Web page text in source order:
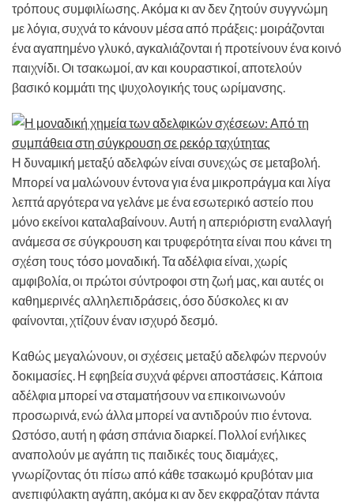
τρόπους συμφιλίωσης. Ακόμα κι αν δεν ζητούν συγγνώμη
με λόγια, συχνά το κάνουν μέσα από πράξεις: μοιράζονται
ένα αγαπημένο γλυκό, αγκαλιάζονται ή προτείνουν ένα κοινό
παιχνίδι. Οι τσακωμοί, αν και κουραστικοί, αποτελούν
βασικό κομμάτι της ψυχολογικής τους ωρίμανσης.
Η δυναμική μεταξύ αδελφών είναι συνεχώς σε μεταβολή.
Μπορεί να μαλώνουν έντονα για ένα μικροπράγμα και λίγα
λεπτά αργότερα να γελάνε με ένα εσωτερικό αστείο που
μόνο εκείνοι καταλαβαίνουν. Αυτή η απεριόριστη εναλλαγή
ανάμεσα σε σύγκρουση και τρυφερότητα είναι που κάνει τη
σχέση τους τόσο μοναδική. Τα αδέλφια είναι, χωρίς
αμφιβολία, οι πρώτοι σύντροφοι στη ζωή μας, και αυτές οι
καθημερινές αλληλεπιδράσεις, όσο δύσκολες κι αν
φαίνονται, χτίζουν έναν ισχυρό δεσμό.
Καθώς μεγαλώνουν, οι σχέσεις μεταξύ αδελφών περνούν
δοκιμασίες. Η εφηβεία συχνά φέρνει αποστάσεις. Κάποια
αδέλφια μπορεί να σταματήσουν να επικοινωνούν
προσωρινά, ενώ άλλα μπορεί να αντιδρούν πιο έντονα.
Ωστόσο, αυτή η φάση σπάνια διαρκεί. Πολλοί ενήλικες
αναπολούν με αγάπη τις παιδικές τους διαμάχες,
γνωρίζοντας ότι πίσω από κάθε τσακωμό κρυβόταν μια
ανεπιφύλακτη αγάπη, ακόμα κι αν δεν εκφραζόταν πάντα